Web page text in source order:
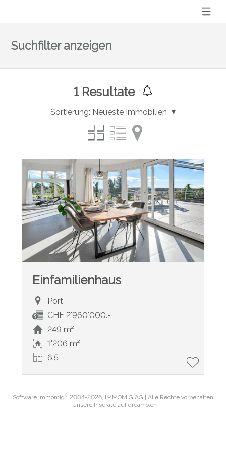
Suchfilter anzeigen
1Resultate
Sortierung: Neueste Immobilien
Einfamilienhaus
Port
CHF 2'960'000.-
249 m²
1'206 m²
6.5
Software Immomig® 2004-2026, IMMOMIG AG | Alle Rechte vorbehalten
| Unsere Inserate auf dreamo.ch